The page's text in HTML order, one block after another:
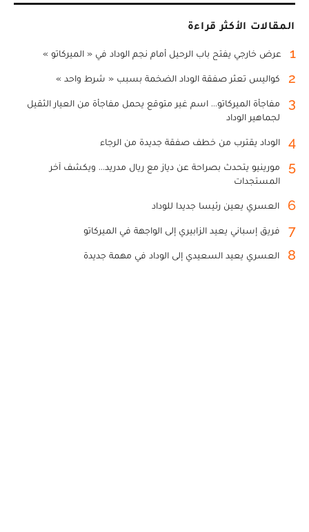
المقالات الأكثر قراءة
1 عرض خارجي يفتح باب الرحيل أمام نجم الوداد في « الميركاتو »
2 كواليس تعثر صفقة الوداد الضخمة بسبب « شرط واحد »
3
مفاجأة الميركاتو... اسم غير متوقع يحمل مفاجأة من العيار الثقيل
لجماهير الوداد
4 الوداد يقترب من خطف صفقة جديدة من الرجاء
5
مورينيو يتحدث بصراحة عن دياز مع ريال مدريد... ويكشف آخر
المستجدات
6 العسري يعين رئيسا جديدا للوداد
7 فريق إسباني يعيد الزابيري إلى الواجهة في الميركاتو
8 العسري يعيد السعيدي إلى الوداد في مهمة جديدة